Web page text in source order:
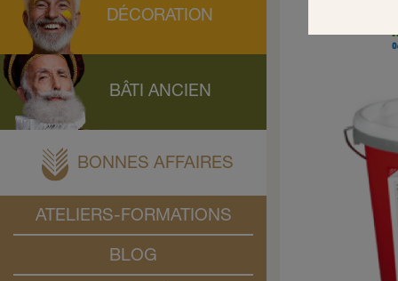
DÉCORATION
BÂTI ANCIEN
BONNES AFFAIRES
ATELIERS-FORMATIONS
BLOG